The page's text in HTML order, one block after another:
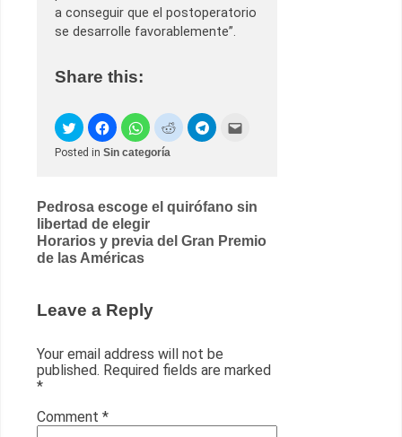
a conseguir que el postoperatorio
se desarrolle favorablemente”.
Share this:
Posted in Sin categoría
Post
navigation
Pedrosa escoge el quirófano sin
libertad de elegir
Horarios y previa del Gran Premio
de las Américas
Leave a Reply
Your email address will not be
published. Required fields are marked
*
Comment *